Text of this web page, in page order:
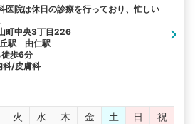
医院は休日の診療を行っており、忙しい
町中央3丁目226
駅 由仁駅
徒歩6分
科/皮膚科
火 水 木 金 土 日
祝